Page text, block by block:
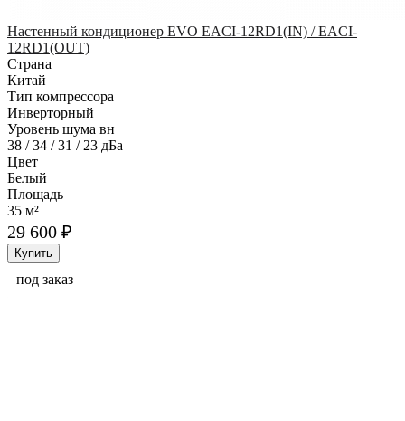
Настенный кондиционер EVO EACI-12RD1(IN) / EACI-
12RD1(OUT)
Страна
Китай
Тип компрессора
Инверторный
Уровень шума вн
38 / 34 / 31 / 23 дБа
Цвет
Белый
Площадь
35 м²
29 600 ₽
Купить
под заказ